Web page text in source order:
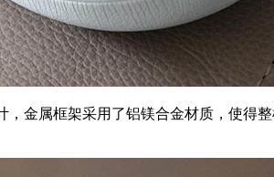
，金属框架采用了铝镁合金材质，使